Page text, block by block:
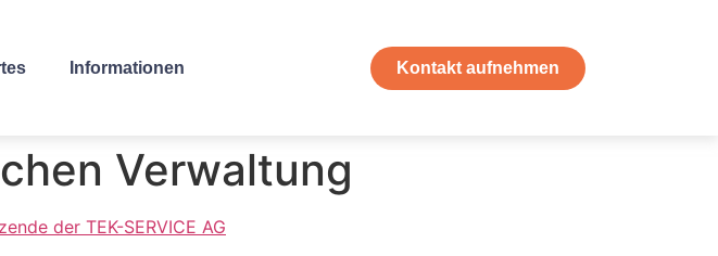
Informationen Kontakt aufnehmen
Verwaltung
der TEK-SERVICE AG